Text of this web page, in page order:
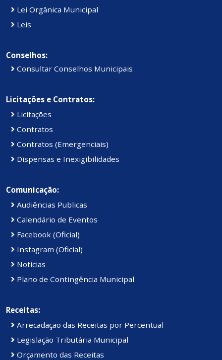
Lei Orgânica Municipal
Leis
Conselhos:
Consultar Conselhos Municipais
Licitações e Contratos:
Licitações
Contratos
Contratos (Emergenciais)
Dispensas e Inexigibilidades
Comunicação:
Audiências Publicas
Calendário de Eventos
Facebook (Oficial)
Instagram (Oficial)
Notícias
Plano de Contingência Municipal
Receitas:
Arrecadação das Receitas por Percentual
Legislação Tributária Municipal
Orçamento das Receitas